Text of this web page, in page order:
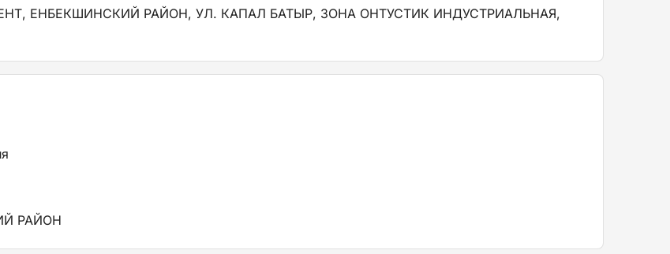
ЕНБЕКШИНСКИЙ РАЙОН, УЛ. КАПАЛ БАТЫР, ЗОНА ОНТУСТИК ИНДУСТРИАЛЬНАЯ,
РАЙОН